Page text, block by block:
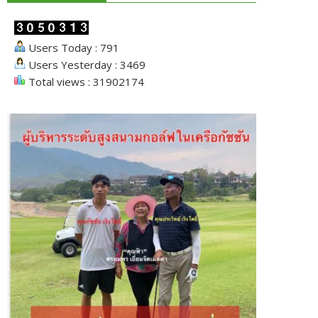
Users Today : 791
Users Yesterday : 3469
Total views : 31902174